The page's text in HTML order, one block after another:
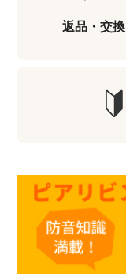
返品・交換